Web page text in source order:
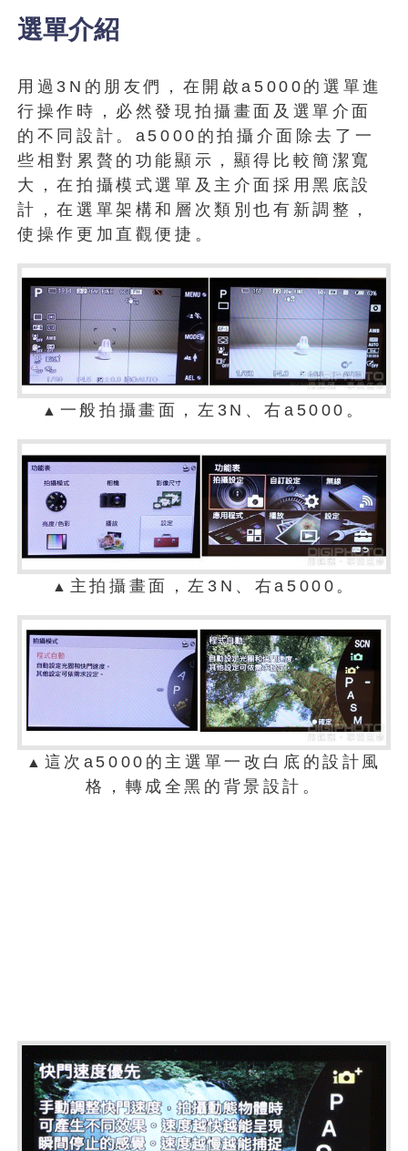
選單介紹
用過3N的朋友們，在開啟a5000的選單進
行操作時，必然發現拍攝畫面及選單介面
的不同設計。a5000的拍攝介面除去了一
些相對累贅的功能顯示，顯得比較簡潔寬
大，在拍攝模式選單及主介面採用黑底設
計，在選單架構和層次類別也有新調整，
使操作更加直觀便捷。
▲ 一般拍攝畫面，左3N、右a5000。
▲ 主拍攝畫面，左3N、右a5000。
▲ 這次a5000的主選單一改白底的設計風
格，轉成全黑的背景設計。